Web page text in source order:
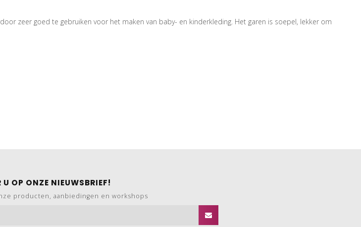
zeer goed te gebruiken voor het maken van baby- en kinderkleding. Het garen is soepel, lekker om
OP ONZE NIEUWSBRIEF!
producten, aanbiedingen en workshops